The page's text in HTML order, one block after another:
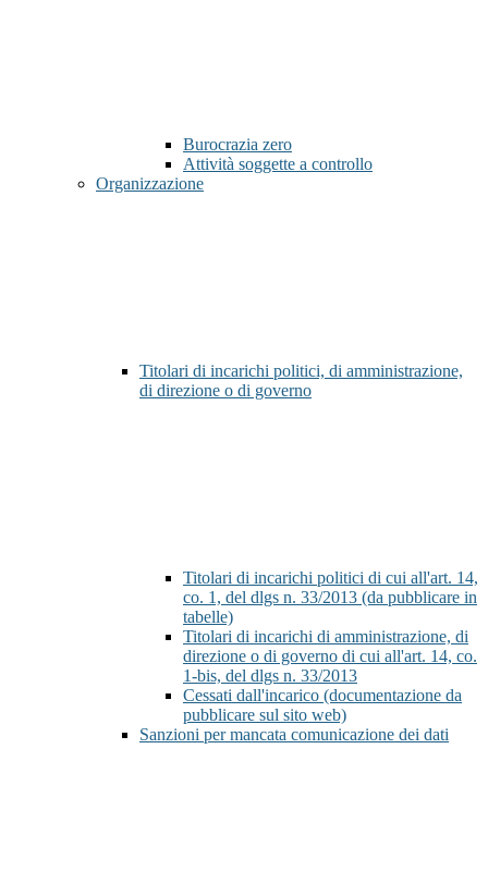
Burocrazia zero
Attività soggette a controllo
Organizzazione
Titolari di incarichi politici, di amministrazione,
di direzione o di governo
Titolari di incarichi politici di cui all'art. 14,
co. 1, del dlgs n. 33/2013 (da pubblicare in
tabelle)
Titolari di incarichi di amministrazione, di
direzione o di governo di cui all'art. 14, co.
1-bis, del dlgs n. 33/2013
Cessati dall'incarico (documentazione da
pubblicare sul sito web)
Sanzioni per mancata comunicazione dei dati